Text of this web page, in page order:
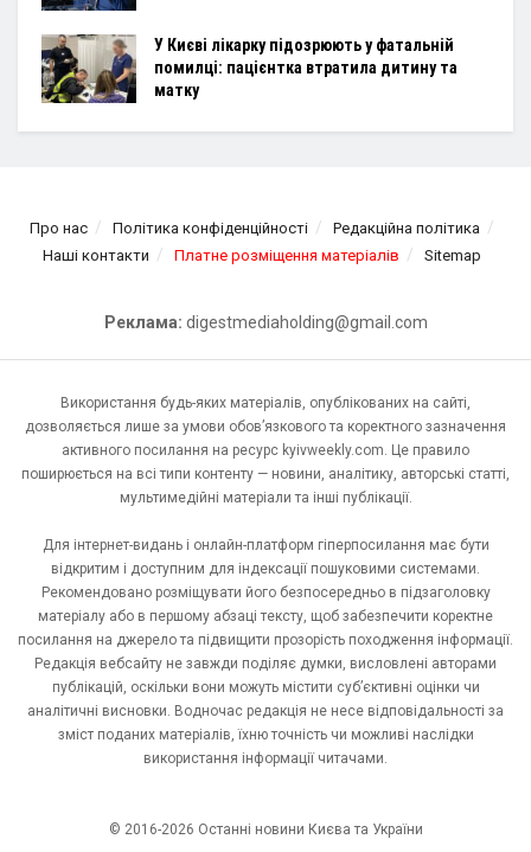
У Києві лікарку підозрюють у фатальній
помилці: пацієнтка втратила дитину та
матку
Про нас Політика конфіденційності
Редакційна політика
Наші контакти
Платне розміщення матеріалів Sitemap
Реклама: digestmediaholding@gmail.com
Використання будь-яких матеріалів, опублікованих на сайті,
дозволяється лише за умови обов’язкового та коректного зазначення
активного посилання на ресурс kyivweekly.com. Це правило
поширюється на всі типи контенту — новини, аналітику, авторські статті,
мультимедійні матеріали та інші публікації.
Для інтернет-видань і онлайн-платформ гіперпосилання має бути
відкритим і доступним для індексації пошуковими системами.
Рекомендовано розміщувати його безпосередньо в підзаголовку
матеріалу або в першому абзаці тексту, щоб забезпечити коректне
посилання на джерело та підвищити прозорість походження інформації.
Редакція вебсайту не завжди поділяє думки, висловлені авторами
публікацій, оскільки вони можуть містити суб’єктивні оцінки чи
аналітичні висновки. Водночас редакція не несе відповідальності за
зміст поданих матеріалів, їхню точність чи можливі наслідки
використання інформації читачами.
© 2016-2026 Останні новини Києва та України